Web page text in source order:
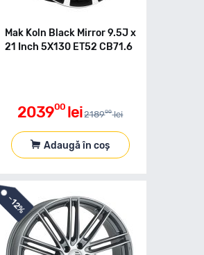
Mak Koln Black Mirror 9.5J x
21 Inch 5X130 ET52 CB71.6
203900 lei 218900 lei
Adaugă în coș
-12%